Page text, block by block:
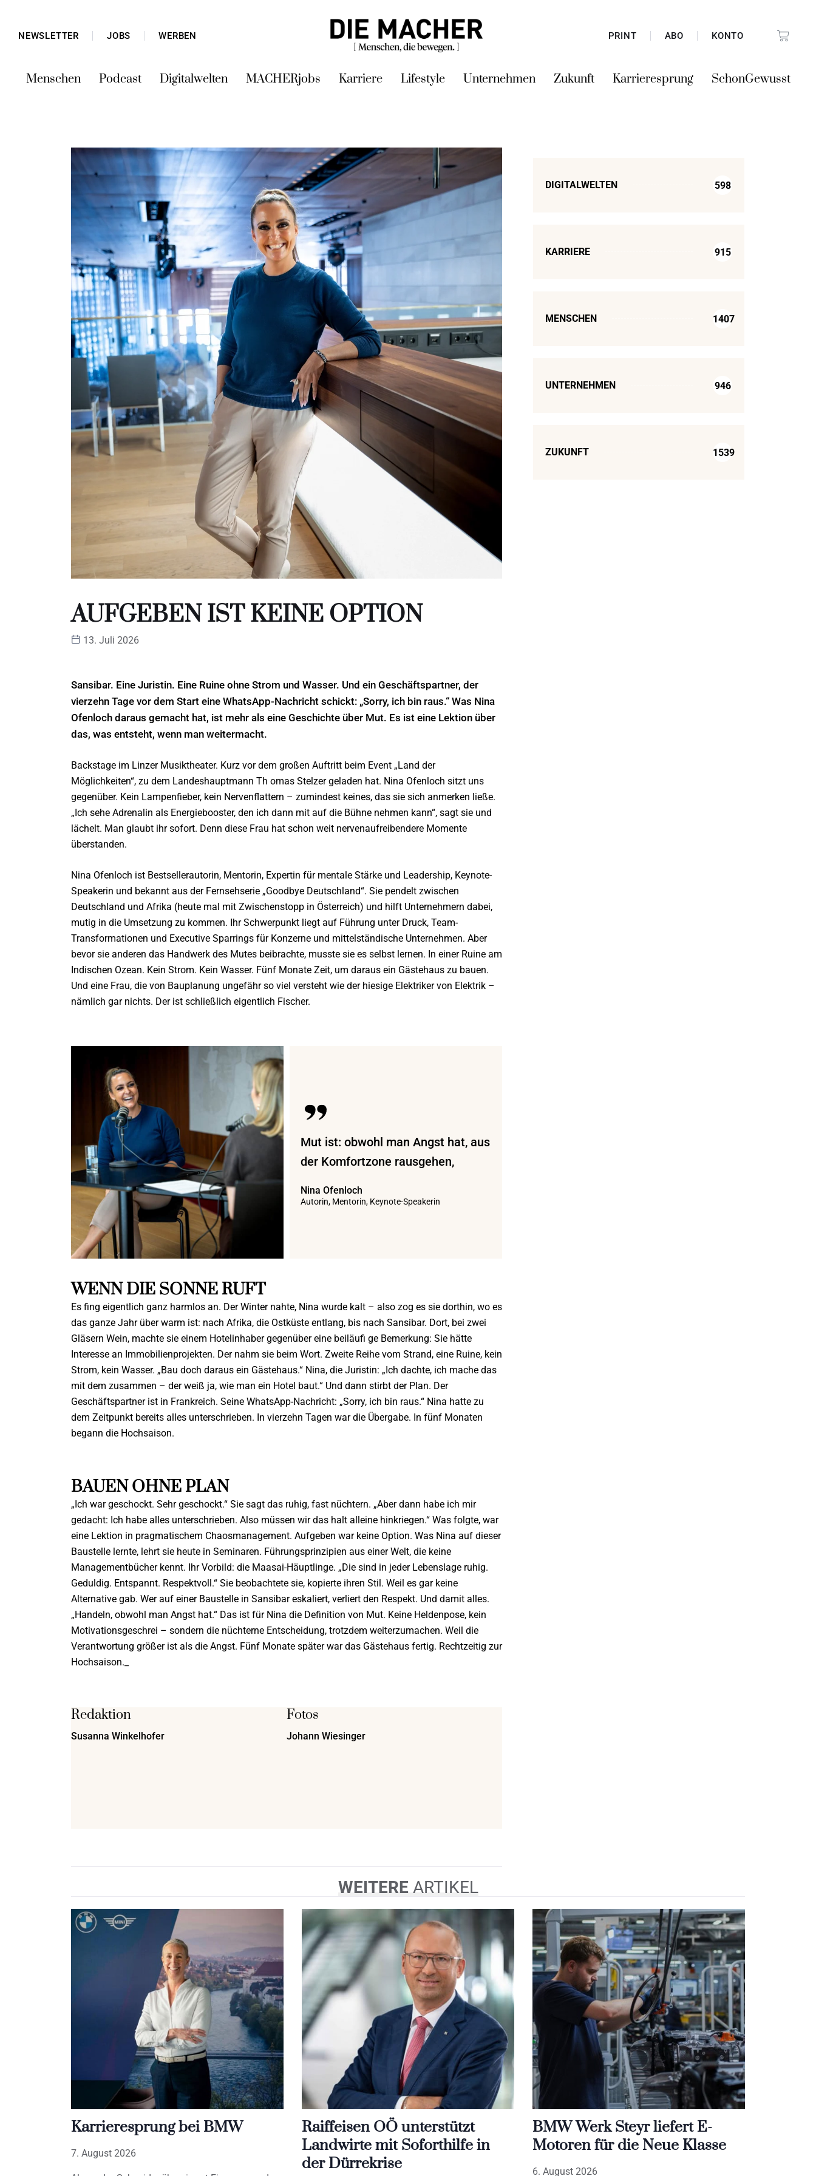
NEWSLETTER JOBS WERBEN PRINT ABO KONTO
Menschen Podcast Digitalwelten MACHERjobs Karriere Lifestyle Unternehmen Zukunft Karrieresprung SchonGewusst
AUFGEBEN IST KEINE OPTION
13. Juli 2026
Sansibar. Eine Juristin. Eine Ruine ohne Strom und Wasser. Und ein Geschäftspartner, der
vierzehn Tage vor dem Start eine WhatsApp-Nachricht schickt: „Sorry, ich bin raus.“ Was Nina
Ofenloch daraus gemacht hat, ist mehr als eine Geschichte über Mut. Es ist eine Lektion über
das, was entsteht, wenn man weitermacht.
Backstage im Linzer Musiktheater. Kurz vor dem großen Auftritt beim Event „Land der
Möglichkeiten“, zu dem Landeshauptmann Th omas Stelzer geladen hat. Nina Ofenloch sitzt uns
gegenüber. Kein Lampenfieber, kein Nervenflattern – zumindest keines, das sie sich anmerken ließe.
„Ich sehe Adrenalin als Energiebooster, den ich dann mit auf die Bühne nehmen kann“, sagt sie und
lächelt. Man glaubt ihr sofort. Denn diese Frau hat schon weit nervenaufreibendere Momente
überstanden.
Nina Ofenloch ist Bestsellerautorin, Mentorin, Expertin für mentale Stärke und Leadership, Keynote-
Speakerin und bekannt aus der Fernsehserie „Goodbye Deutschland“. Sie pendelt zwischen
Deutschland und Afrika (heute mal mit Zwischenstopp in Österreich) und hilft Unternehmern dabei,
mutig in die Umsetzung zu kommen. Ihr Schwerpunkt liegt auf Führung unter Druck, Team-
Transformationen und Executive Sparrings für Konzerne und mittelständische Unternehmen. Aber
bevor sie anderen das Handwerk des Mutes beibrachte, musste sie es selbst lernen. In einer Ruine am
Indischen Ozean. Kein Strom. Kein Wasser. Fünf Monate Zeit, um daraus ein Gästehaus zu bauen.
Und eine Frau, die von Bauplanung ungefähr so viel versteht wie der hiesige Elektriker von Elektrik –
nämlich gar nichts. Der ist schließlich eigentlich Fischer.
Mut ist: obwohl man Angst hat, aus
der Komfortzone rausgehen,
Nina Ofenloch
Autorin, Mentorin, Keynote-Speakerin
WENN DIE SONNE RUFT
Es fing eigentlich ganz harmlos an. Der Winter nahte, Nina wurde kalt – also zog es sie dorthin, wo es
das ganze Jahr über warm ist: nach Afrika, die Ostküste entlang, bis nach Sansibar. Dort, bei zwei
Gläsern Wein, machte sie einem Hotelinhaber gegenüber eine beiläufi ge Bemerkung: Sie hätte
Interesse an Immobilienprojekten. Der nahm sie beim Wort. Zweite Reihe vom Strand, eine Ruine, kein
Strom, kein Wasser. „Bau doch daraus ein Gästehaus.“ Nina, die Juristin: „Ich dachte, ich mache das
mit dem zusammen – der weiß ja, wie man ein Hotel baut.“ Und dann stirbt der Plan. Der
Geschäftspartner ist in Frankreich. Seine WhatsApp-Nachricht: „Sorry, ich bin raus.“ Nina hatte zu
dem Zeitpunkt bereits alles unterschrieben. In vierzehn Tagen war die Übergabe. In fünf Monaten
begann die Hochsaison.
BAUEN OHNE PLAN
„Ich war geschockt. Sehr geschockt.“ Sie sagt das ruhig, fast nüchtern. „Aber dann habe ich mir
gedacht: Ich habe alles unterschrieben. Also müssen wir das halt alleine hinkriegen.“ Was folgte, war
eine Lektion in pragmatischem Chaosmanagement. Aufgeben war keine Option. Was Nina auf dieser
Baustelle lernte, lehrt sie heute in Seminaren. Führungsprinzipien aus einer Welt, die keine
Managementbücher kennt. Ihr Vorbild: die Maasai-Häuptlinge. „Die sind in jeder Lebenslage ruhig.
Geduldig. Entspannt. Respektvoll.“ Sie beobachtete sie, kopierte ihren Stil. Weil es gar keine
Alternative gab. Wer auf einer Baustelle in Sansibar eskaliert, verliert den Respekt. Und damit alles.
„Handeln, obwohl man Angst hat.“ Das ist für Nina die Definition von Mut. Keine Heldenpose, kein
Motivationsgeschrei – sondern die nüchterne Entscheidung, trotzdem weiterzumachen. Weil die
Verantwortung größer ist als die Angst. Fünf Monate später war das Gästehaus fertig. Rechtzeitig zur
Hochsaison._
Redaktion
Susanna Winkelhofer
Fotos
Johann Wiesinger
DIGITALWELTEN 598
KARRIERE 915
MENSCHEN 1407
UNTERNEHMEN 946
ZUKUNFT 1539
WEITERE ARTIKEL
Karrieresprung bei BMW
7. August 2026
Raiffeisen OÖ unterstützt
Landwirte mit Soforthilfe in
der Dürrekrise
BMW Werk Steyr liefert E-
Motoren für die Neue Klasse
6. August 2026